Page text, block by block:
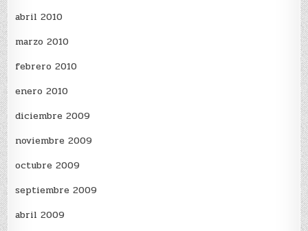
abril 2010
marzo 2010
febrero 2010
enero 2010
diciembre 2009
noviembre 2009
octubre 2009
septiembre 2009
abril 2009